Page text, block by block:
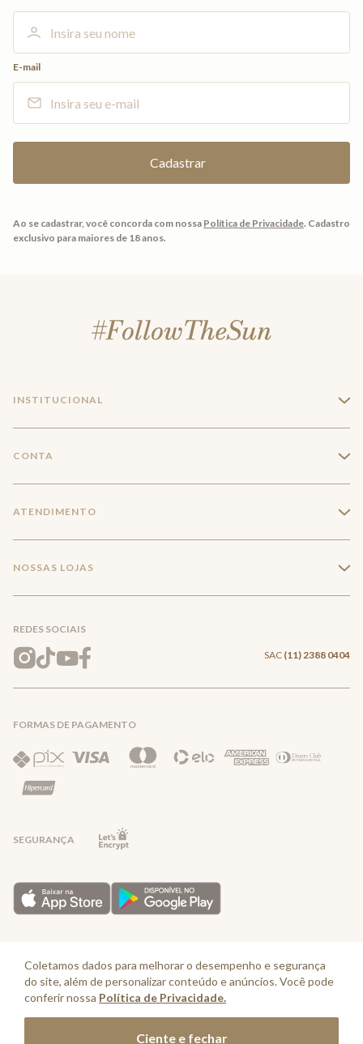
Coletamos dados para melhorar o desempenho e segurança
do site, além de personalizar conteúdo e anúncios. Você pode
conferir nossa Política de Privacidade.
Ciente e fechar
E-mail
Ao se cadastrar, você concorda com nossa Política de Privacidade. Cadastro
exclusivo para maiores de 18 anos.
INSTITUCIONAL +
Trabalhe conosco
Mapa do Site
CONTA +
Meus pedidos
Wishlist
ATENDIMENTO +
Entrega e Frete
Trocas e Devoluções
Política de Privacidade
NOSSAS LOJAS +
REDES SOCIAIS
SAC (11) 2388 0404
FORMAS DE PAGAMENTO
SEGURANÇA
sexta-feira até as 16:30, exceto feriados - Rua Alpont, 428 nível 2 - Bairro
Capuava Mauá - São Paulo, CEP: 09380-115 - Valisere Comércio de Roupas e
Acessórios Ltda - CNPJ: 57.484.768/0064-89
© Cia. Marítima 2025 - Todos os direitos reservados